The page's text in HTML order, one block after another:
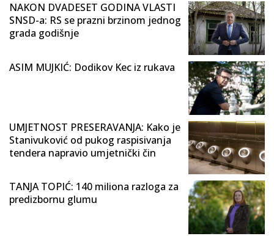
NAKON DVADESET GODINA VLASTI
SNSD-a: RS se prazni brzinom jednog
grada godišnje
ASIM MUJKIĆ: Dodikov Kec iz rukava
UMJETNOST PRESERAVANJA: Kako je
Stanivuković od pukog raspisivanja
tendera napravio umjetnički čin
TANJA TOPIĆ: 140 miliona razloga za
predizbornu glumu